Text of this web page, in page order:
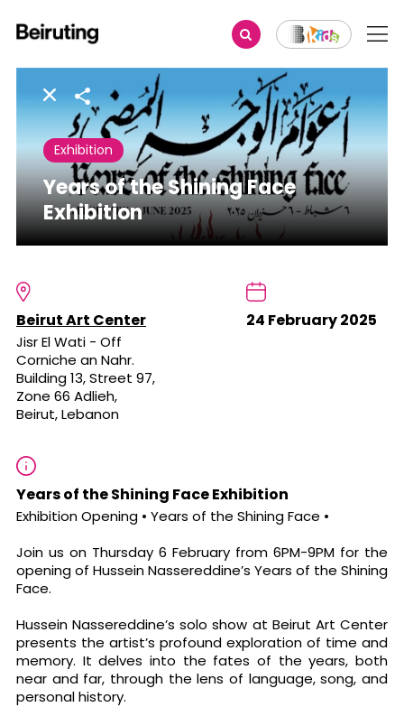
Share
Exhibition
Years of the Shining Face
Exhibition
Beirut Art Center
Jisr El Wati - Off
Corniche an Nahr.
Building 13, Street 97,
Zone 66 Adlieh,
Beirut, Lebanon
24 February 2025
Years of the Shining Face Exhibition
Exhibition Opening • Years of the Shining Face •
Join us on Thursday 6 February from 6PM-9PM for the
opening of Hussein Nassereddine’s Years of the Shining
Face.
Hussein Nassereddine’s solo show at Beirut Art Center
presents the artist’s profound exploration of time and
memory. It delves into the fates of the years, both
near and far, through the lens of language, song, and
personal history.